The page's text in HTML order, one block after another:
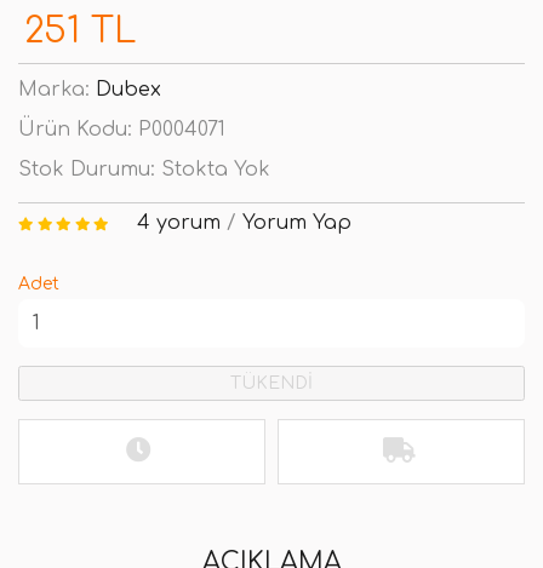
251 TL
Marka: Dubex
Ürün Kodu: P0004071
Stok Durumu: Stokta Yok
4 yorum / Yorum Yap
Adet
TÜKENDİ
AÇIKLAMA